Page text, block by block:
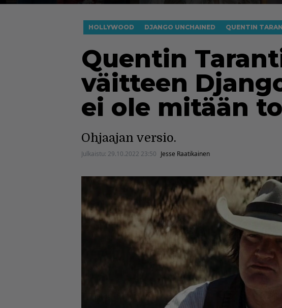
HOLLYWOOD DJANGO UNCHAINED QUENTIN
Quentin
väitteen
ei ole mitään
Ohjaajan versio.
Julkaistu: 29.10.2022 23:50 Jesse Raatikainen